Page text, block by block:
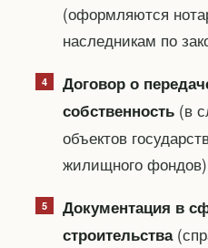
(оформляются
наследникам по
Договор о
собственность(в
объектов
жилищного
Документация в
строительства